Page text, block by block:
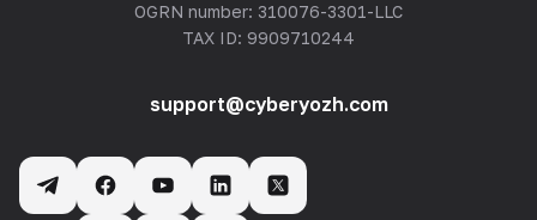
OGRN number: 310076-3301-LLC
TAX ID: 9909710244
support@cyberyozh.com